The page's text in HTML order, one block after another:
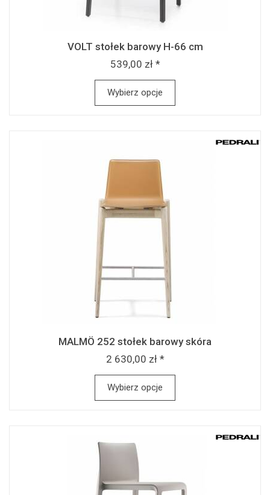
VOLT stołek barowy H-66 cm
539,00 zł *
Wybierz opcje
MALMÖ 252 stołek barowy skóra
2 630,00 zł *
Wybierz opcje